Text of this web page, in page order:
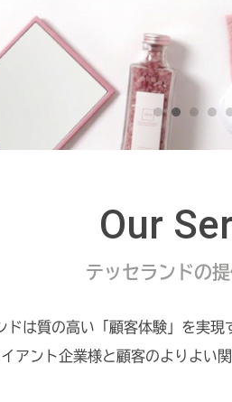
Our
テッセランドの
ドは質の高い「顧客体験」を実現
アント企業様と顧客のよりよい